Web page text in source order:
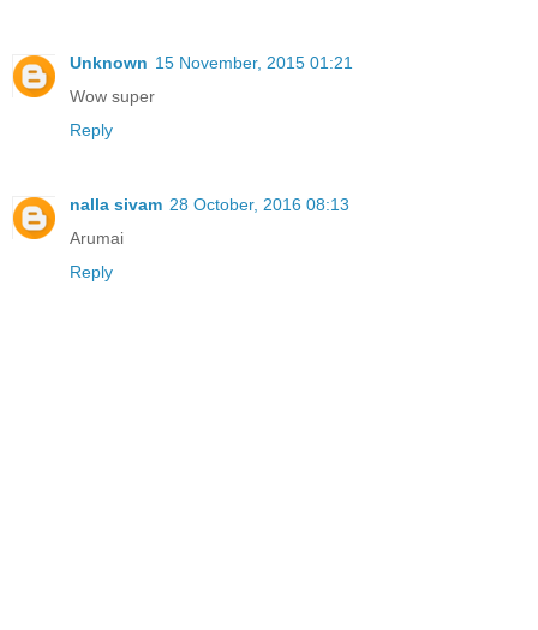
Unknown 15 November, 2015 01:21
Wow super
Reply
nalla sivam 28 October, 2016 08:13
Arumai
Reply